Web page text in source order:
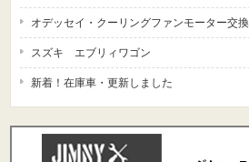
オデッセイ・クーリングファンモーター交換
スズキ エブリィワゴン
新着！在庫車・更新しました